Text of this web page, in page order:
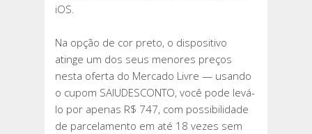
iOS.
Na opção de cor preto, o dispositivo
atinge um dos seus menores preços
nesta oferta do Mercado Livre — usando
o cupom SAIUDESCONTO, você pode levá-
lo por apenas R$ 747, com possibilidade
de parcelamento em até 18 vezes sem